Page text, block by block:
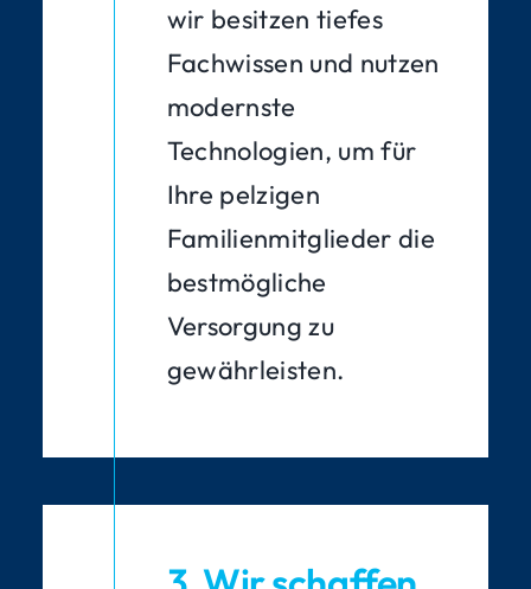
wir besitzen tiefes
Fachwissen und nutzen
modernste
Technologien, um für
Ihre pelzigen
Familienmitglieder die
bestmögliche
Versorgung zu
gewährleisten.